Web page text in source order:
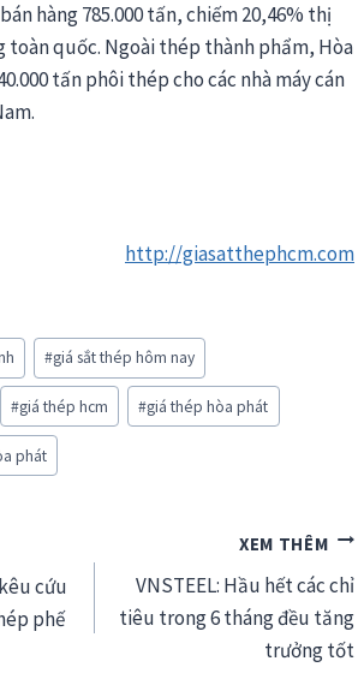
hàng 785.000 tấn, chiếm 20,46% thị
toàn quốc. Ngoài thép thành phẩm, Hòa
tấn phôi thép cho các nhà máy cán
http://giasatthephcm.com
#giá sắt thép hôm nay
#giá thép hcm #giá thép hòa phát
phát
cứu
phế
VNSTEEL: Hầu hết các chỉ
tiêu trong 6 tháng đều tăng
trưởng tốt